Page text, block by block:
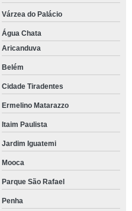
Várzea do Palácio
Água Chata
Aricanduva
Belém
Cidade Tiradentes
Ermelino Matarazzo
Itaim Paulista
Jardim Iguatemi
Mooca
Parque São Rafael
Penha